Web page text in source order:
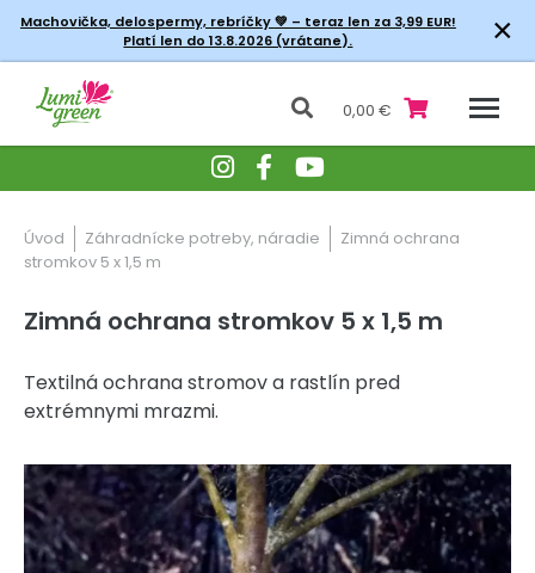
Machovička, delospermy, rebríčky💚 – teraz len za 3,99 EUR!
Platí len do 13.8.2026 (vrátane).
×
0,00 €
Úvod Záhradnícke potreby, náradie
Zimná ochrana
stromkov 5 x 1,5 m
Zimná ochrana stromkov 5 x 1,5 m
Textilná ochrana stromov a rastlín pred
extrémnymi mrazmi.